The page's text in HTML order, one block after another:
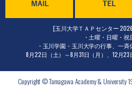
[玉川大学ＴＡＰセンター
・土曜・日曜・祝
・玉川学園・玉川大学の行事、一斉
8月22日（土）～8月31日（月）、12月23
Copyright © Tamagawa Academy & University